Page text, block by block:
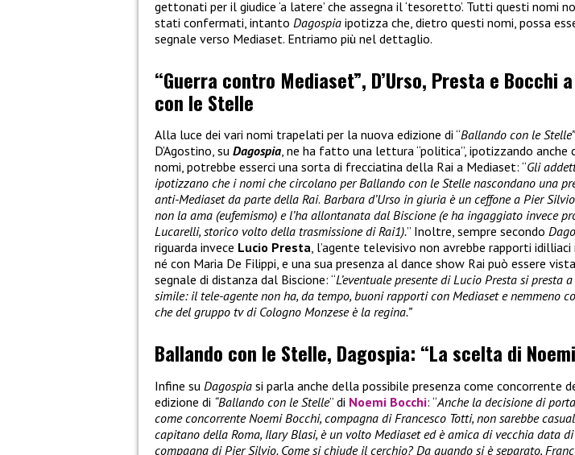
gettonati per il giudice ‘a latere’ che assegna il ‘tesoretto’. Tutti questi nomi
stati confermati, intanto Dagospia ipotizza che, dietro questi nomi, possa
segnale verso Mediaset. Entriamo più nel dettaglio.
“Guerra contro Mediaset”, D’Urso, Presta e Bocchi
con le Stelle
Alla luce dei vari nomi trapelati per la nuova edizione di “Ballando con le Stelle”
D’Agostino, su Dagospia, ne ha fatto una lettura “politica”, ipotizzando anche
nomi, potrebbe esserci una sorta di frecciatina della Rai a Mediaset: “Gli
ipotizzano che i nomi che circolano per Ballando con le Stelle nascondano una
anti-Mediaset da parte della Rai. Barbara d’Urso in giuria è un ceffone a Pier
non la ama (eufemismo) e l’ha allontanata dal Biscione (e ha ingaggiato invece
Lucarelli, storico volto della trasmissione di Rai1).” Inoltre, sempre secondo
riguarda invece Lucio Presta, l’agente televisivo non avrebbe rapporti
né con Maria De Filippi, e una sua presenza al dance show Rai può essere
segnale di distanza dal Biscione: “L’eventuale presente di Lucio Presta si presta
simile: il tele-agente non ha, da tempo, buoni rapporti con Mediaset e nemmeno
che del gruppo tv di Cologno Monzese è la regina.”
Ballando con le Stelle, Dagospia: “La scelta di
Infine su Dagospia si parla anche della possibile presenza come concorrente
edizione di “Ballando con le Stelle” di Noemi Bocchi: “Anche la decisione di
come concorrente Noemi Bocchi, compagna di Francesco Totti, non sarebbe
capitano della Roma, Ilary Blasi, è un volto Mediaset ed è amica di vecchia data
compagna di Pier Silvio. Come si chiude il cerchio? Da quando si è separato,